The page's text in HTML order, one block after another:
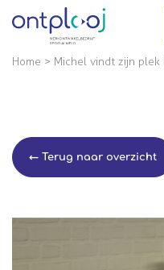
Naar hoofdinhoud
Home > Michel vindt zijn plek
← Terug naar overzicht